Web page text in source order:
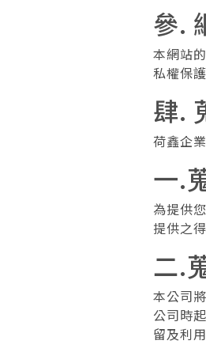
參.
本網站
私權保
肆.
荷鑫企
一.
為提供
提供之
二.
本公司
公司時
留及利